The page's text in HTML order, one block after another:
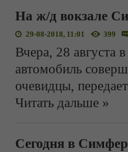
На ж/д вокзале
29-08-2018, 11:01 399
Вчера, 28 августа
автомобиль
очевидцы,
Читать дальше »
Сегодня в